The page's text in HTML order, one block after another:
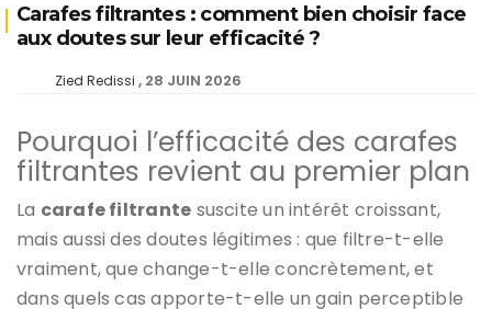
Carafes filtrantes : comment bien choisir face
aux doutes sur leur efficacité ?
Zied Redissi 28 JUIN 2026
Pourquoi l’efficacité des carafes
filtrantes revient au premier plan
La carafe filtrante suscite un intérêt croissant,
mais aussi des doutes légitimes : que filtre-t-elle
vraiment, que change-t-elle concrètement, et
dans quels cas apporte-t-elle un gain perceptible